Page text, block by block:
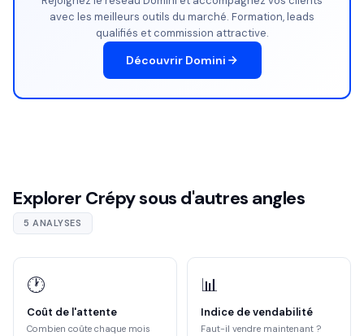
avec les meilleurs outils du marché. Formation, leads
qualifiés et commission attractive.
Découvrir Domini
Explorer Crépy sous d'autres angles
5 ANALYSES
🕐
Coût de l'attente
Combien coûte chaque mois
📊
Indice de vendabilité
Faut-il vendre maintenant ?